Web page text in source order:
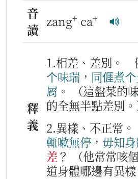
音
讀
zang+ ca+
釋
義
1.相差、差別。
个味瑞 ， 同𠊎煮个
屑 。
（這盤菜的
的全無半點差別。
2.異樣、不正常。
輒嗽無停 ， 毋知
差？
（他常常咳
道身體哪邊有異樣